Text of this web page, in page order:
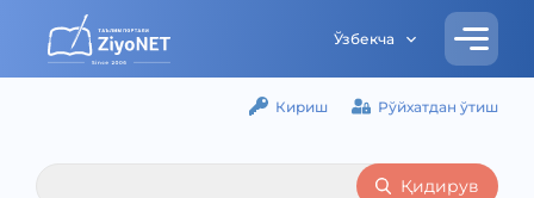
Ўзбекча
Кириш Рўйхатдан ўтиш
Қидирув